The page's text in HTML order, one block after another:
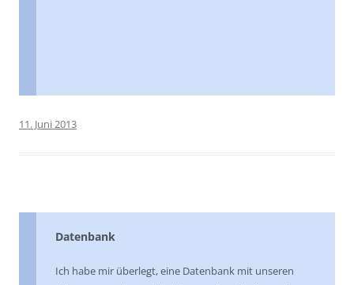
11. Juni 2013
Datenbank
Ich habe mir überlegt, eine Datenbank mit unseren